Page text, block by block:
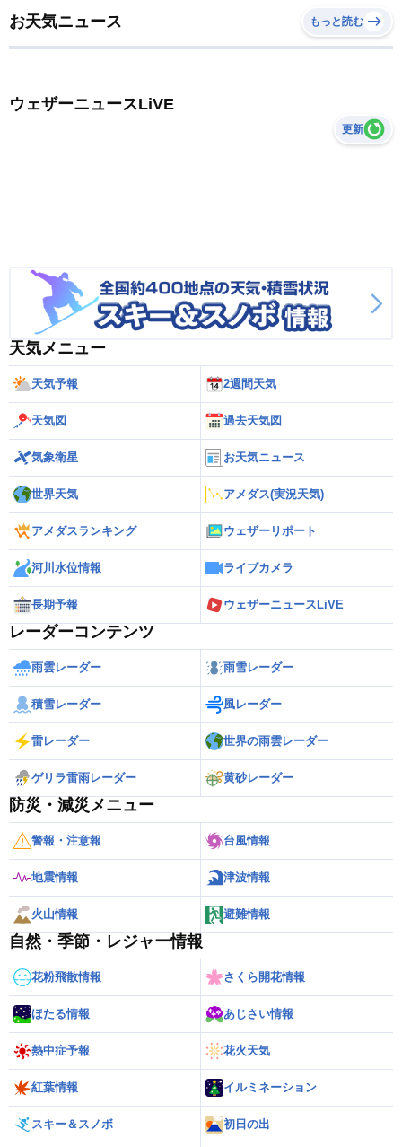
お天気ニュース もっと読む
ウェザーニュースLiVE
更新
天気メニュー
天気予報 2週間天気
天気図 過去天気図
気象衛星 お天気ニュース
世界天気 アメダス(実況天気)
アメダスランキング ウェザーリポート
河川水位情報 ライブカメラ
長期予報 ウェザーニュースLiVE
レーダーコンテンツ
雨雲レーダー 雨雪レーダー
積雪レーダー 風レーダー
雷レーダー 世界の雨雲レーダー
ゲリラ雷雨レーダー 黄砂レーダー
防災・減災メニュー
警報・注意報 台風情報
地震情報 津波情報
火山情報 避難情報
自然・季節・レジャー情報
花粉飛散情報 さくら開花情報
ほたる情報 あじさい情報
熱中症予報 花火天気
紅葉情報 イルミネーション
スキー＆スノボ 初日の出